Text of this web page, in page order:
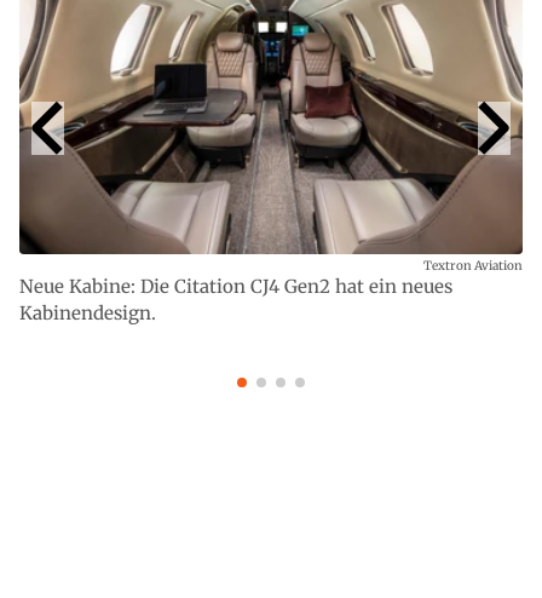
Neue Kabine: Die Citation CJ4 Gen2 hat ein neues
Kabinendesign.
Textron Aviation